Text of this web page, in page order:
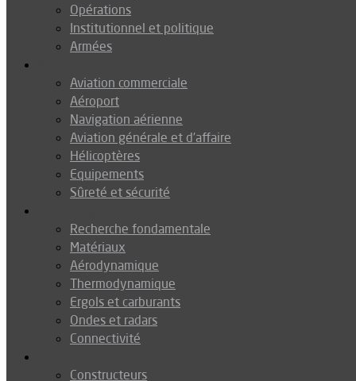
Opérations
Institutionnel et politique
Armées
Aviation commerciale
Aéroport
Navigation aérienne
Aviation générale et d’affaire
Hélicoptères
Equipements
Sûreté et sécurité
Recherche fondamentale
Matériaux
Aérodynamique
Thermodynamique
Ergols et carburants
Ondes et radars
Connectivité
Constructeurs